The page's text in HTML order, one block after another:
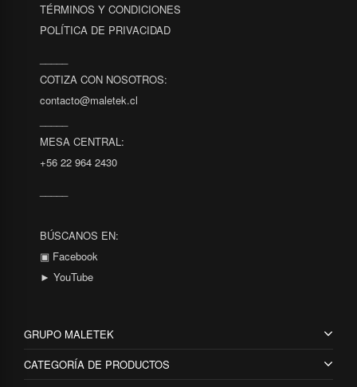
TÉRMINOS Y CONDICIONES
POLÍTICA DE PRIVACIDAD
COTIZA CON NOSOTROS:
contacto@maletek.cl
MESA CENTRAL:
+56 22 964 2430
BÚSCANOS EN:
▣ Facebook
► YouTube
GRUPO MALETEK
CATEGORÍA DE PRODUCTOS